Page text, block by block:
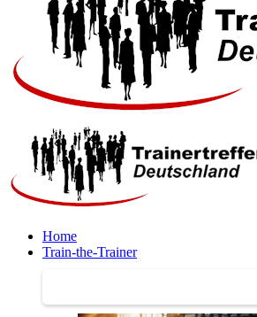
Home
Train-the-Trainer